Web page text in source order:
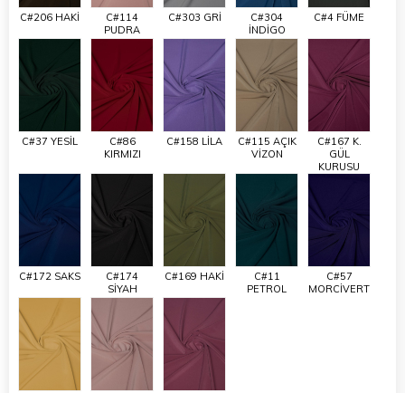
C#206 HAKİ
C#114
PUDRA
C#303 GRİ
C#304
İNDİGO
C#4 FÜME
C#37 YESİL
C#86
KIRMIZI
C#158 LİLA
C#115 AÇIK
VİZON
C#167 K.
GÜL
KURUSU
C#172 SAKS
C#174
SİYAH
C#169 HAKİ
C#11
PETROL
C#57
MORCİVERT